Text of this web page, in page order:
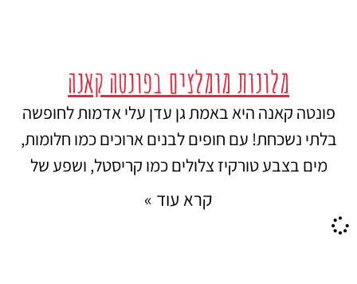
מלונות מומלצים בפונטה קאנה
פונטה קאנה היא באמת גן עדן עלי אדמות לחופשה
בלתי נשכחת! עם חופים לבנים ארוכים כמו חלומות,
מים בצבע טורקיז צלולים כמו קריסטל, ושפע של
קרא עוד »